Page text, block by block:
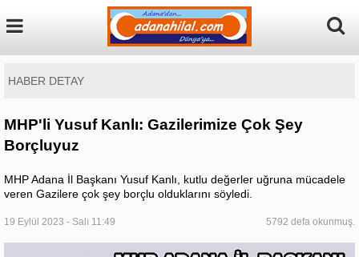
HABER DETAY
MHP'li Yusuf Kanlı: Gazilerimize Çok Şey
Borçluyuz
MHP Adana İl Başkanı Yusuf Kanlı, kutlu değerler uğruna mücadele
veren Gazilere çok şey borçlu olduklarını söyledi.
19 Eylül 2023 - Salı 11:49 5792 defa okunmuş.